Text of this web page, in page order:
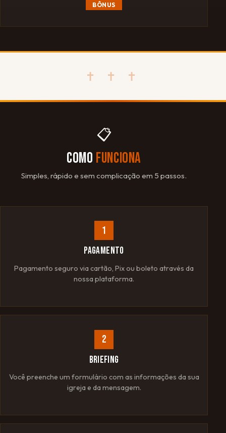
BÔNUS
✝ ✝ ✝
📋
COMO FUNCIONA
Simples, rápido e sem complicação em 5 passos.
1
PAGAMENTO
Pagamento seguro via cartão, Pix ou boleto através da
nossa plataforma.
2
BRIEFING
Você preenche um formulário com as informações da sua
igreja e da mensagem.